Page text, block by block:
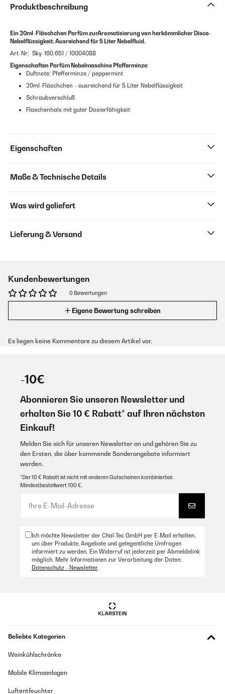
Produktbeschreibung
Ein 20ml-Fläschchen Parfüm zurAromatisierung von herkömmlicher Disco-
Nebelflüssigkeit. Ausreichend für 5 Liter Nebelfluid.
Art-Nr: Sky-160.651 / 10004088
Eigenschaften Parfüm Nebelmaschine Pfefferminze:
Duftnote: Pfefferminze / peppermint
20ml-Fläschchen - ausreichend für 5 Liter Nebelflüssigkeit
Schraubverschluß
Flaschenhals mit guter Dosierfähigkeit
Eigenschaften
Maße & Technische Details
Was wird geliefert
Lieferung & Versand
Kundenbewertungen
0 Bewertungen
Eigene Bewertung schreiben
Es liegen keine Kommentare zu diesem Artikel vor.
-10€
Abonnieren Sie unseren Newsletter und
erhalten Sie 10 € Rabatt* auf Ihren nächsten
Einkauf!
Melden Sie sich für unseren Newsletter an und gehören Sie zu
den Ersten, die über kommende Sonderangebote informiert
werden.
*Der 10 € Rabatt ist nicht mit anderen Gutscheinen kombinierbar.
Mindestbestellwert 100 €.
Ich möchte Newsletter der Chal-Tec GmbH per E-Mail erhalten,
um über Produkte, Angebote und gelegentliche Umfragen
informiert zu werden. Ein Widerruf ist jederzeit per Abmeldelink
möglich. Mehr Informationen zur Verarbeitung der Daten:
Datenschutz - Newsletter.
Beliebte Kategorien
Weinkühlschränke
Mobile Klimaanlagen
Luftentfeuchter